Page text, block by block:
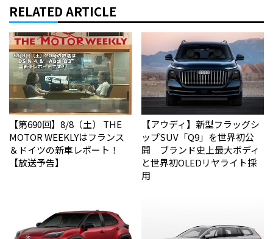
RELATED ARTICLE
【第690回】8/8（土） THE
MOTOR WEEKLYはフランス
＆ドイツの新車レポート！
【放送予告】
【アウディ】新型フラッグシ
ップSUV「Q9」を世界初公
開 ブランド史上最大ボディ
と世界初OLEDリヤライト採
用